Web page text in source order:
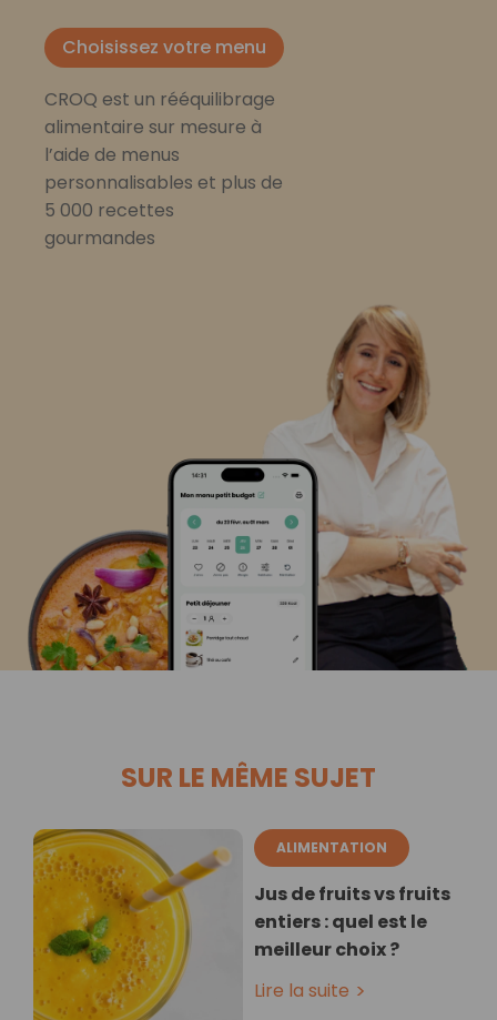
Choisissez votre menu
CROQ est un rééquilibrage
alimentaire sur mesure à
l’aide de menus
personnalisables et plus de
5 000 recettes
gourmandes
SUR LE MÊME SUJET
ALIMENTATION
Jus de fruits vs fruits
entiers : quel est le
meilleur choix ?
Lire la suite